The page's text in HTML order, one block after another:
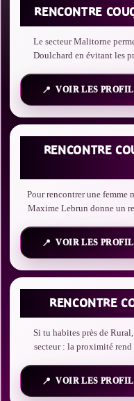
RENCONTRE
Le secteur Malitorne
Doulchard en évitant les
VOIR LES
RENCONTRE
Pour rencontrer une femme
Maxime Lebrun donne un
VOIR LES
RENCONTRE
Si tu habites près de
secteur : la proximité
VOIR LES